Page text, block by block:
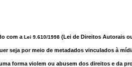
com a Lei 9.610/1998 (Lei de Direitos Autorais
seja por meio de metadados vinculados à
forma violem ou abusem dos direitos e da